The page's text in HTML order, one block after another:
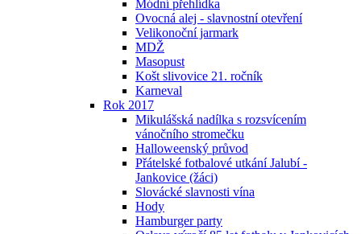
Módní přehlídka
Ovocná alej - slavnostní otevření
Velikonoční jarmark
MDŽ
Masopust
Košt slivovice 21. ročník
Karneval
Rok 2017
Mikulášská nadílka s rozsvícením
vánočního stromečku
Halloweenský průvod
Přátelské fotbalové utkání Jalubí -
Jankovice (žáci)
Slovácké slavnosti vína
Hody
Hamburger party